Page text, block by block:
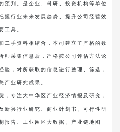
预判。是企业、科研、投资机构等单位
握行业未来发展趋势、提升公司经营效
工具。
手资料相结合，本司建立了严格的数
师采集信息后，严格按公司评估方法论
验，对所获取的信息进行整理、筛选，
产业研究成果。
专注大中华区产业经济情报及研究，
新兴行业研究、商业计划书、可行性研
报告、工业园区大数据、产业链地图